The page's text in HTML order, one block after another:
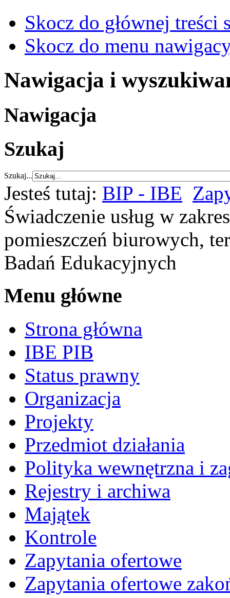
Skocz do głównej treści
Skocz do menu
Nawigacja i
Nawigacja
Szukaj
Szukaj...
Jesteś tutaj: BIP - IBE
Świadczenie usług w
pomieszczeń biurowych,
Badań Edukacyjnych
Menu główne
Strona główna
IBE PIB
Status prawny
Organizacja
Projekty
Przedmiot działania
Polityka wewnętrzna i
Rejestry i archiwa
Majątek
Kontrole
Zapytania ofertowe
Zapytania ofertowe